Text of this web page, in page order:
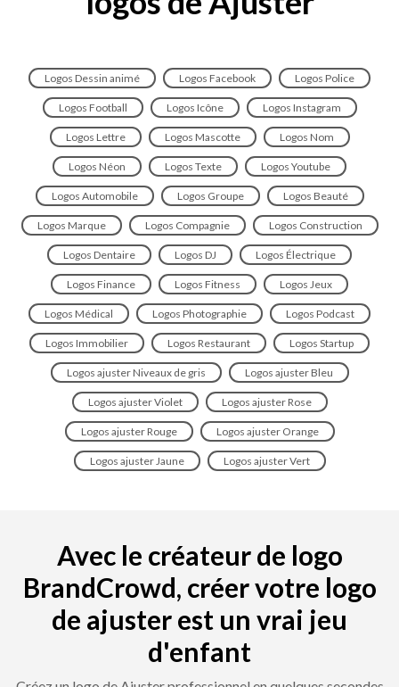
Logos Dessin animé Logos Facebook Logos Police
Logos Football Logos Icône Logos Instagram
Logos Lettre Logos Mascotte Logos Nom
Logos Néon Logos Texte Logos Youtube
Logos Automobile Logos Groupe Logos Beauté
Logos Marque Logos Compagnie Logos Construction
Logos Dentaire Logos DJ Logos Électrique
Logos Finance Logos Fitness Logos Jeux
Logos Médical Logos Photographie Logos Podcast
Logos Immobilier Logos Restaurant Logos Startup
Logos ajuster Niveaux de gris Logos ajuster Bleu
Logos ajuster Violet Logos ajuster Rose
Logos ajuster Rouge Logos ajuster Orange
Logos ajuster Jaune Logos ajuster Vert
Avec le créateur de logo
BrandCrowd, créer votre logo
de ajuster est un vrai jeu
d'enfant